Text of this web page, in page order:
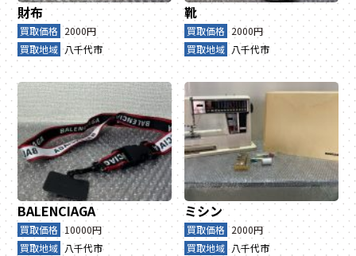
財布
買取価格 2000円
買取地域 八千代市
靴
買取価格 2000円
買取地域 八千代市
BALENCIAGA
買取価格 10000円
買取地域 八千代市
ミシン
買取価格 2000円
買取地域 八千代市